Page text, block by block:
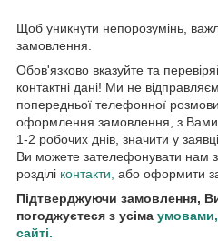
Щоб уникнути непорозумінь,
замовлення.
Обов'язково вказуйте та
контактні дані! Ми не
попередньої телефонної
оформлення замовлення, з Вами
1-2 робочих днів, значити у
Ви можете зателефонувати нам
розділі контакти або оформити
Підтверджуючи замовлення,
погоджуєтеся з усіма
сайті.